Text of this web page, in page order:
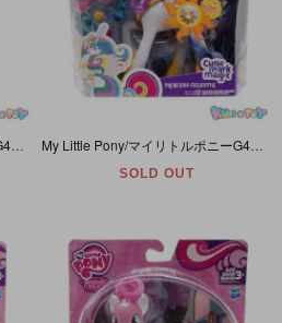
My Little Pony/マイリトルポニーG4・Equestria Girls Minis/エクエストリアガールズミニズ・Pinkie Pie/ピンキーパイ・2015年
SOLD OUT